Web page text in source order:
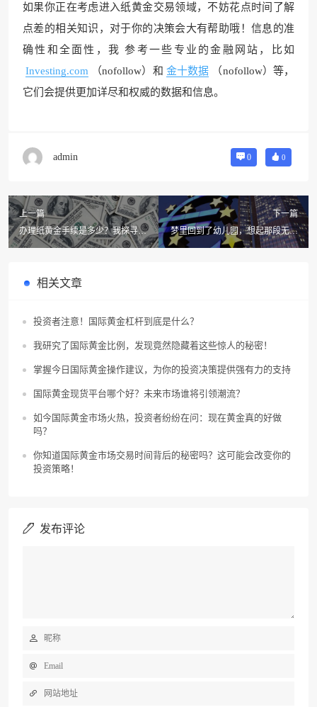
如果你正在考虑进入纸黄金交易领域，不妨花点时间了解
点差的相关知识，对于你的决策会大有帮助哦！信息的准
确性和全面性，我 参考一些专业的金融网站，比如
Investing.com
（nofollow）和 金十数据
（nofollow）等，
它们会提供更加详尽和权威的数据和信息。
admin 0 0
上一篇
办理纸黄金手续是多少？我探寻了
3个真实案例，让你了解投资利
下一篇
梦里回到了幼儿园，想起那段无忧
无虑的时光
相关文章
投资者注意！国际黄金杠杆到底是什么？
我研究了国际黄金比例，发现竟然隐藏着这些惊人的秘密！
掌握今日国际黄金操作建议，为你的投资决策提供强有力的支持
国际黄金现货平台哪个好？未来市场谁将引领潮流？
如今国际黄金市场火热，投资者纷纷在问：现在黄金真的好做
吗？
你知道国际黄金市场交易时间背后的秘密吗？这可能会改变你的
投资策略！
发布评论